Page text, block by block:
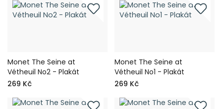
Monet The Seine at
Vétheuil No2 - Plakát
269 Kč
Monet The Seine at
Vétheuil No1 - Plakát
269 Kč